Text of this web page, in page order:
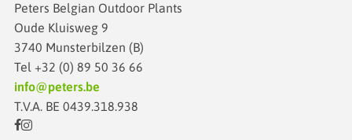
Peters Belgian Outdoor Plants
Oude Kluisweg 9
3740 Munsterbilzen (B)
Tel +32 (0) 89 50 36 66
info@peters.be
T.V.A. BE 0439.318.938